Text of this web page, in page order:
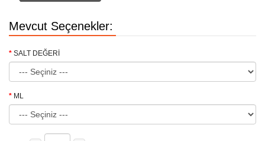
Mevcut Seçenekler:
SALT DEĞERİ
ML